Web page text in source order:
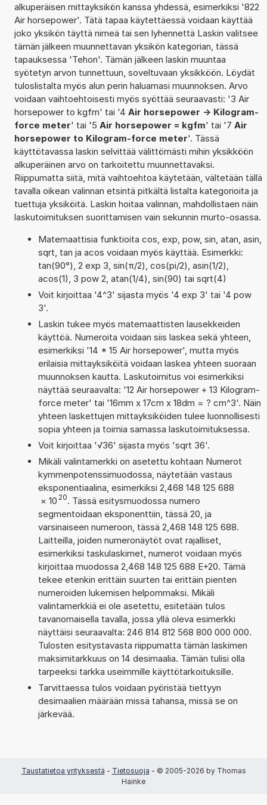
alkuperäisen mittayksikön kanssa yhdessä, esimerkiksi '822
Air horsepower'. Tätä tapaa käytettäessä voidaan käyttää
joko yksikön täyttä nimeä tai sen lyhennettä Laskin valitsee
tämän jälkeen muunnettavan yksikön kategorian, tässä
tapauksessa 'Tehon'. Tämän jälkeen laskin muuntaa
syötetyn arvon tunnettuun, soveltuvaan yksikköön. Löydät
tuloslistalta myös alun perin haluamasi muunnoksen. Arvo
voidaan vaihtoehtoisesti myös syöttää seuraavasti: '3 Air
horsepower to kgfm' tai '4 Air horsepower -> Kilogram-
force meter' tai '5 Air horsepower = kgfm' tai '7 Air
horsepower to Kilogram-force meter'. Tässä
käyttötavassa laskin selvittää välittömästi mihin yksikköön
alkuperäinen arvo on tarkoitettu muunnettavaksi.
Riippumatta siitä, mitä vaihtoehtoa käytetään, vältetään tällä
tavalla oikean valinnan etsintä pitkältä listalta kategorioita ja
tuettuja yksiköitä. Laskin hoitaa valinnan, mahdollistaen näin
laskutoimituksen suorittamisen vain sekunnin murto-osassa.
Matemaattisia funktioita cos, exp, pow, sin, atan, asin,
sqrt, tan ja acos voidaan myös käyttää. Esimerkki:
tan(90°), 2 exp 3, sin(π/2), cos(pi/2), asin(1/2),
acos(1), 3 pow 2, atan(1/4), sin(90) tai sqrt(4)
Voit kirjoittaa '4^3' sijasta myös '4 exp 3' tai '4 pow
3'.
Laskin tukee myös matemaattisten lausekkeiden
käyttöä. Numeroita voidaan siis laskea sekä yhteen,
esimerkiksi '14 * 15 Air horsepower', mutta myös
erilaisia mittayksiköitä voidaan laskea yhteen suoraan
muunnoksen kautta. Laskutoimitus voi esimerkiksi
näyttää seuraavalta: '12 Air horsepower + 13 Kilogram-
force meter' tai '16mm x 17cm x 18dm = ? cm^3'. Näin
yhteen laskettujen mittayksiköiden tulee luonnollisesti
sopia yhteen ja toimia samassa laskutoimituksessa.
Voit kirjoittaa '√36' sijasta myös 'sqrt 36'.
Mikäli valintamerkki on asetettu kohtaan Numerot
kymmenpotenssimuodossa, näytetään vastaus
eksponentiaalina, esimerkiksi 2,468 148 125 688
× 10 20. Tässä esitysmuodossa numero
segmentoidaan eksponenttiin, tässä 20, ja
varsinaiseen numeroon, tässä 2,468 148 125 688.
Laitteilla, joiden numeronäytöt ovat rajalliset,
esimerkiksi taskulaskimet, numerot voidaan myös
kirjoittaa muodossa 2,468 148 125 688 E+20. Tämä
tekee etenkin erittäin suurten tai erittäin pienten
numeroiden lukemisen helpommaksi. Mikäli
valintamerkkiä ei ole asetettu, esitetään tulos
tavanomaisella tavalla, jossa yllä oleva esimerkki
näyttäisi seuraavalta: 246 814 812 568 800 000 000.
Tulosten esitystavasta riippumatta tämän laskimen
maksimitarkkuus on 14 desimaalia. Tämän tulisi olla
tarpeeksi tarkka useimmille käyttötarkoituksille.
Tarvittaessa tulos voidaan pyöristää tiettyyn
desimaalien määrään missä tahansa, missä se on
järkevää.
Taustatietoa yrityksestä - Tietosuoja - © 2005-2026 by Thomas
Hainke